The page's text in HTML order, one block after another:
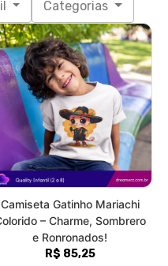
Camiseta Gatinho Mariachi
Colorido – Charme, Sombrero
e Ronronados!
R$ 85,25
3x de R$ 28,42sem juros